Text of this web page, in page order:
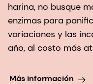
harina, no busque
enzimas para
variaciones y las
año, al costo más
Más información